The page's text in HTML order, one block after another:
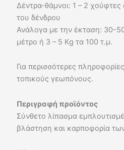
Δέντρα-θάμνοι: 1 – 2
του δένδρου
Ανάλογα με την έκταση: 30-
μέτρο ή 3 – 5 Kg τα 100 τ.μ.
Για περισσότερες
τοπικούς γεωπόνους.
Περιγραφή προϊόντος
Σύνθετο λίπασμα
βλάστηση και καρποφορία